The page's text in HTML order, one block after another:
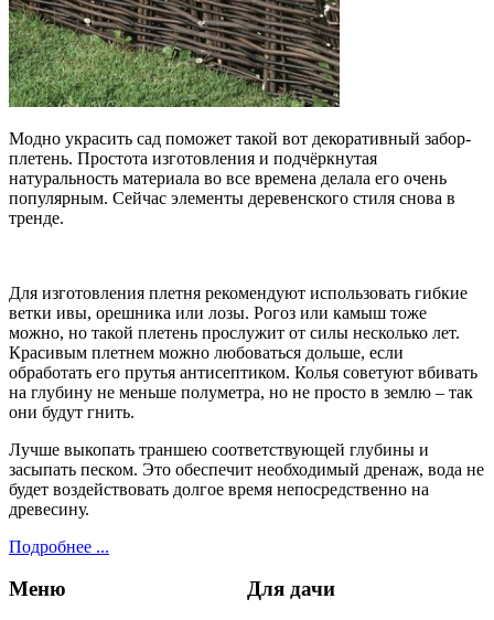
Модно украсить сад поможет такой вот декоративный забор-
плетень. Простота изготовления и подчёркнутая
натуральность материала во все времена делала его очень
популярным. Сейчас элементы деревенского стиля снова в
тренде.
Для изготовления плетня рекомендуют использовать гибкие
ветки ивы, орешника или лозы. Рогоз или камыш тоже
можно, но такой плетень прослужит от силы несколько лет.
Красивым плетнем можно любоваться дольше, если
обработать его прутья антисептиком. Колья советуют вбивать
на глубину не меньше полуметра, но не просто в землю – так
они будут гнить.
Лучше выкопать траншею соответствующей глубины и
засыпать песком. Это обеспечит необходимый дренаж, вода не
будет воздействовать долгое время непосредственно на
древесину.
Подробнее ...
Меню Для дачи